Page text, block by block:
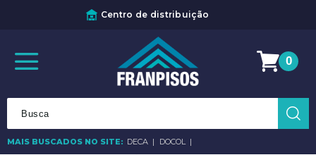
Centro de distribuição
MAIS BUSCADOS NO SITE: DECA DOCOL
0